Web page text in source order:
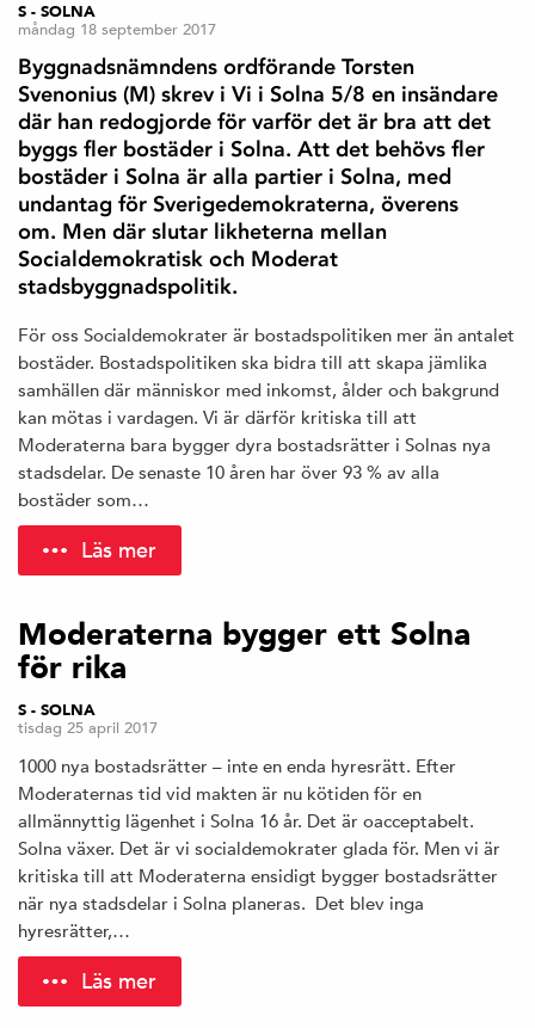
S - SOLNA
måndag 18 september 2017
Byggnadsnämndens ordförande Torsten
Svenonius (M) skrev i Vi i Solna 5/8 en insändare
där han redogjorde för varför det är bra att det
byggs fler bostäder i Solna. Att det behövs fler
bostäder i Solna är alla partier i Solna, med
undantag för Sverigedemokraterna, överens
om. Men där slutar likheterna mellan
Socialdemokratisk och Moderat
stadsbyggnadspolitik.
För oss Socialdemokrater är bostadspolitiken mer än antalet
bostäder. Bostadspolitiken ska bidra till att skapa jämlika
samhällen där människor med inkomst, ålder och bakgrund
kan mötas i vardagen. Vi är därför kritiska till att
Moderaterna bara bygger dyra bostadsrätter i Solnas nya
stadsdelar. De senaste 10 åren har över 93 % av alla
bostäder som…
Läs mer
Moderaterna bygger ett Solna
för rika
S - SOLNA
tisdag 25 april 2017
1000 nya bostadsrätter – inte en enda hyresrätt. Efter
Moderaternas tid vid makten är nu kötiden för en
allmännyttig lägenhet i Solna 16 år. Det är oacceptabelt.
Solna växer. Det är vi socialdemokrater glada för. Men vi är
kritiska till att Moderaterna ensidigt bygger bostadsrätter
när nya stadsdelar i Solna planeras. Det blev inga
hyresrätter,…
Läs mer